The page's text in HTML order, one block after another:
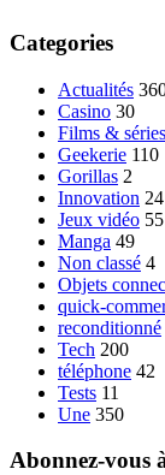
Categories
Actualités
Casino 30
Films & séries
Geekerie 110
Gorillas 2
Innovation 24
Jeux vidéo 55
Manga 49
Non classé 4
Objets
quick-
reconditionné
Tech 200
téléphone 42
Tests 11
Une 350
Abonnez-vous